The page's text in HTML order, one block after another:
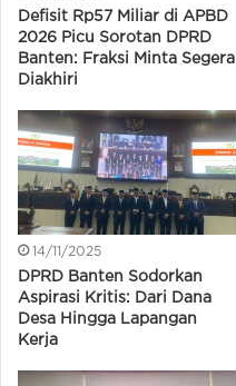
Defisit Rp57 Miliar di APBD
2026 Picu Sorotan DPRD
Banten: Fraksi Minta Segera
Diakhiri
14/11/2025
DPRD Banten Sodorkan
Aspirasi Kritis: Dari Dana
Desa Hingga Lapangan
Kerja